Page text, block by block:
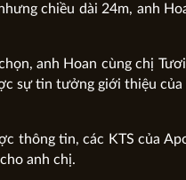
chiều dài 24m, anh
anh Hoan cùng chị
sự tin tưởng giới thiệu
thông tin, các KTS của
anh chị.